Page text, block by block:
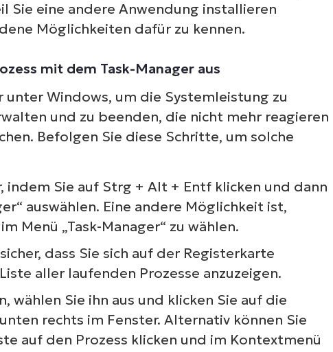
Sie eine andere Anwendung installieren
Möglichkeiten dafür zu kennen.
mit dem Task-Manager aus
unter Windows, um die Systemleistung zu
und zu beenden, die nicht mehr reagieren
Befolgen Sie diese Schritte, um solche
indem Sie auf Strg + Alt + Entf klicken und dann
auswählen. Eine andere Möglichkeit ist,
Menü „Task-Manager“ zu wählen.
dass Sie sich auf der Registerkarte
aller laufenden Prozesse anzuzeigen.
wählen Sie ihn aus und klicken Sie auf die
rechts im Fenster. Alternativ können Sie
auf den Prozess klicken und im Kontextmenü